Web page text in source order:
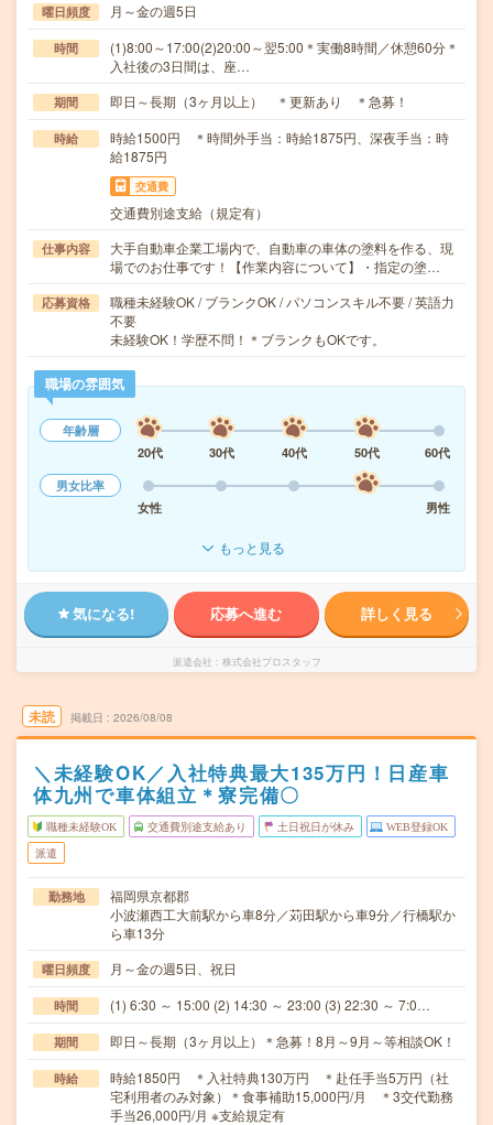
曜日頻度 月～金の週5日
時間
(1)8:00～17:00(2)20:00～翌5:00＊実働8時間／休憩60分＊
入社後の3日間は、座…
期間 即日～長期（3ヶ月以上） ＊更新あり ＊急募！
時給
時給1500円 ＊時間外手当：時給1875円、深夜手当：時
給1875円
交通費
交通費別途支給（規定有）
仕事内容
大手自動車企業工場内で、自動車の車体の塗料を作る、現
場でのお仕事です！【作業内容について】・指定の塗…
応募資格
職種未経験OK / ブランクOK / パソコンスキル不要 / 英語力
不要
未経験OK！学歴不問！＊ブランクもOKです。
職場の雰囲気
年齢層
20代
30代 40代 50代
60代
男女比率
女性
男性
もっと見る
気になる! 応募へ進む 詳しく見る
派遣会社 株式会社プロスタッフ
未読 掲載日 2026/08/08
＼未経験OK／入社特典最大135万円！日産車
体九州で車体組立＊寮完備〇
職種未経験OK 交通費別途支給あり 土日祝日が休み WEB登録OK
派遣
勤務地
福岡県京都郡
小波瀬西工大前駅から車8分／苅田駅から車9分／行橋駅か
ら車13分
曜日頻度 月～金の週5日、祝日
時間 (1) 6:30 ～ 15:00 (2) 14:30 ～ 23:00 (3) 22:30 ～ 7:0…
期間 即日～長期（3ヶ月以上）＊急募！8月～9月～等相談OK！
時給
時給1850円 ＊入社特典130万円 ＊赴任手当5万円（社
宅利用者のみ対象）＊食事補助15,000円/月 ＊3交代勤務
手当26,000円/月 ※支給規定有